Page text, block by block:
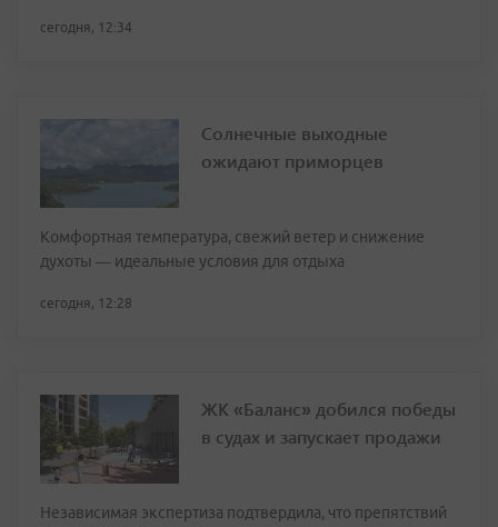
сегодня, 12:34
Солнечные выходные
ожидают приморцев
Комфортная температура, свежий ветер и снижение
духоты — идеальные условия для отдыха
сегодня, 12:28
ЖК «Баланс» добился победы
в судах и запускает продажи
Независимая экспертиза подтвердила, что препятствий